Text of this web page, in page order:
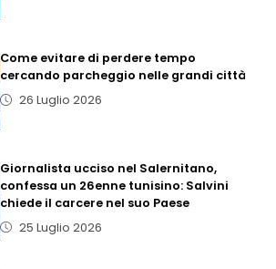
Come evitare di perdere tempo
cercando parcheggio nelle grandi città
26 Luglio 2026
Giornalista ucciso nel Salernitano,
confessa un 26enne tunisino: Salvini
chiede il carcere nel suo Paese
25 Luglio 2026